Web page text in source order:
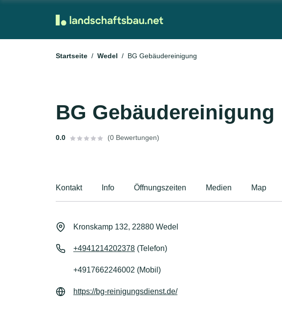
Startseite Wedel BG Gebäudereinigung
BG Gebäudereinigung
0.0 (0 Bewertungen)
Kontakt Info Öffnungszeiten Medien Map
Kronskamp 132, 22880 Wedel
+4941214202378 (Telefon)
+4917662246002 (Mobil)
https://bg-reinigungsdienst.de/